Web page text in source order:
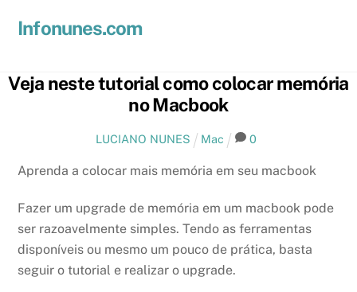
Infonunes.com
Veja neste tutorial como colocar memória
no Macbook
LUCIANO NUNES Mac 0
Aprenda a colocar mais memória em seu macbook
Fazer um upgrade de memória em um macbook pode
ser razoavelmente simples. Tendo as ferramentas
disponíveis ou mesmo um pouco de prática, basta
seguir o tutorial e realizar o upgrade.